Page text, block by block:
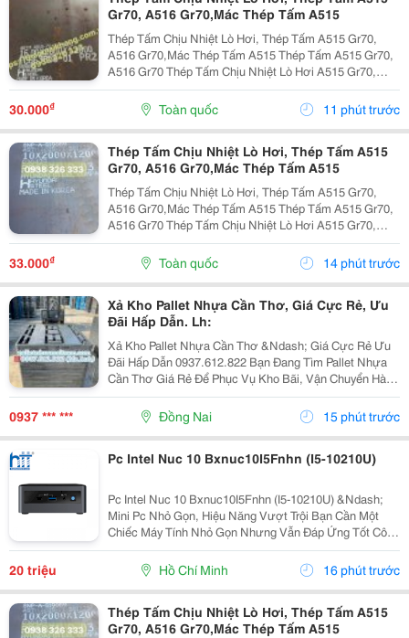
Gr70, A516 Gr70,Mác Thép Tấm A515
Thép Tấm Chịu Nhiệt Lò Hơi, Thép Tấm A515 Gr70,
A516 Gr70,Mác Thép Tấm A515 Thép Tấm A515 Gr70,
A516 Gr70 Thép Tấm Chịu Nhiệt Lò Hơi A515 Gr70,
A516 Gr70,20Mm,25Mm Thép Tấm Lò Hơi A515 Gr70
Là Loại Thép Hợp Kim Carbon-Silicon Chất Lượng
30.000₫ Toàn quốc 11 phút trước
Thép Tấm Chịu Nhiệt Lò Hơi, Thép Tấm A515
Gr70, A516 Gr70,Mác Thép Tấm A515
Thép Tấm Chịu Nhiệt Lò Hơi, Thép Tấm A515 Gr70,
A516 Gr70,Mác Thép Tấm A515 Thép Tấm A515 Gr70,
A516 Gr70 Thép Tấm Chịu Nhiệt Lò Hơi A515 Gr70,
A516 Gr70,20Mm,25Mm Thép Tấm Lò Hơi A515 Gr70
Là Loại Thép Hợp Kim Carbon-Silicon Chất Lượng
33.000₫ Toàn quốc 14 phút trước
Xả Kho Pallet Nhựa Cần Thơ, Giá Cực Rẻ, Ưu
Đãi Hấp Dẫn. Lh:
Xả Kho Pallet Nhựa Cần Thơ &Ndash; Giá Cực Rẻ Ưu
Đãi Hấp Dẫn 0937.612.822 Bạn Đang Tìm Pallet Nhựa
Cần Thơ Giá Rẻ Để Phục Vụ Kho Bãi, Vận Chuyển Hàng
Hóa Hay Xuất Khẩu? Đây Chính Là Cơ Hội Không Nên
Bỏ Lỡ! ✅ Vì Sao Nên Chọn Pallet Nhựa Xả Kho? ...
0937 *** *** Đồng Nai 15 phút trước
Pc Intel Nuc 10 Bxnuc10I5Fnhn (I5-10210U)
Pc Intel Nuc 10 Bxnuc10I5Fnhn (I5-10210U) &Ndash;
Mini Pc Nhỏ Gọn, Hiệu Năng Vượt Trội Bạn Cần Một
Chiếc Máy Tính Nhỏ Gọn Nhưng Vẫn Đáp Ứng Tốt Công
Việc Văn Phòng, Học Tập Hay Giải Trí? Pc Intel Nuc 10
Bxnuc10I5Fnhn (I5-10210U) Là Lựa Chọn Lý Tưởng...
20 triệu Hồ Chí Minh 16 phút trước
Thép Tấm Chịu Nhiệt Lò Hơi, Thép Tấm A515
Gr70, A516 Gr70,Mác Thép Tấm A515